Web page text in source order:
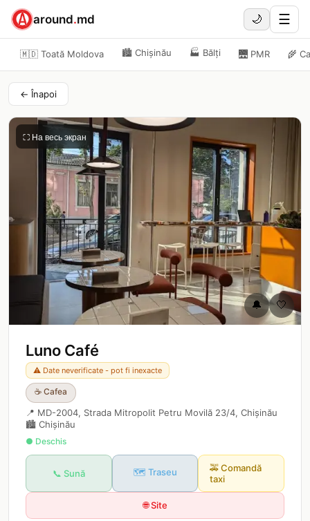
around.md 🌙 ☰
🇲🇩 Toată Moldova 🏙️ Chișinău 🏭 Bălți 🌉 PMR 🌾
← Înapoi
⛶ На весь экран
🔔 🤍
Luno Café
⚠️ Date neverificate - pot fi inexacte
☕ Cafea
📍 MD-2004, Strada Mitropolit Petru Movilă 23/4, Chișinău
🏙️ Chișinău
● Deschis
📞 Sună 🗺️ Traseu 🚕Comandă
taxi
🌐 Site